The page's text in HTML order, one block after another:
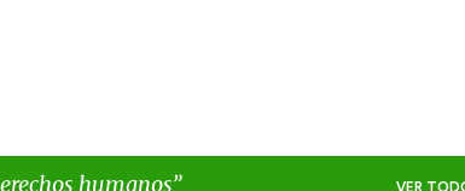
humanos VER